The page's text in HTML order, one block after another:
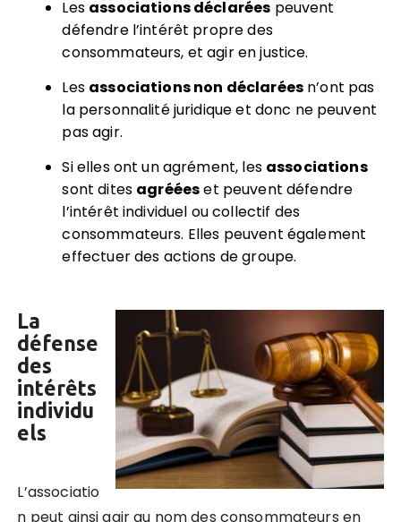
Les associations déclarées peuvent
défendre l’intérêt propre des
consommateurs, et agir en justice.
Les associations non déclarées n’ont pas
la personnalité juridique et donc ne peuvent
pas agir.
Si elles ont un agrément, les associations
sont dites agrééeset peuvent défendre
l’intérêt individuel ou collectif des
consommateurs. Elles peuvent également
effectuer des actions de groupe.
La
défense
des
intérêts
individu
els
L’associatio
n peut ainsi agir au nom des consommateurs en